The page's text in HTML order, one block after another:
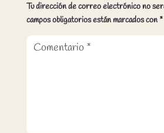
Tu dirección de correo electrónico no
campos obligatorios están marcados con *